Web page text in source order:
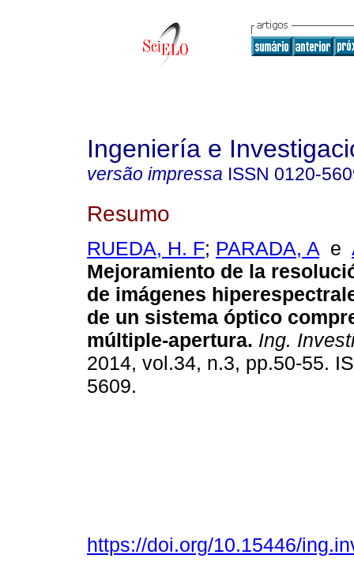
Ingeniería e
versão impressa ISSN 0120-
Resumo
RUEDA, H. F; PARADA, A e
Mejoramiento de la
de imágenes
de un sistema óptico
múltiple-apertura. Ing.
2014, vol.34, n.3, pp.50-55.
5609.
https://doi.org/10.15446/